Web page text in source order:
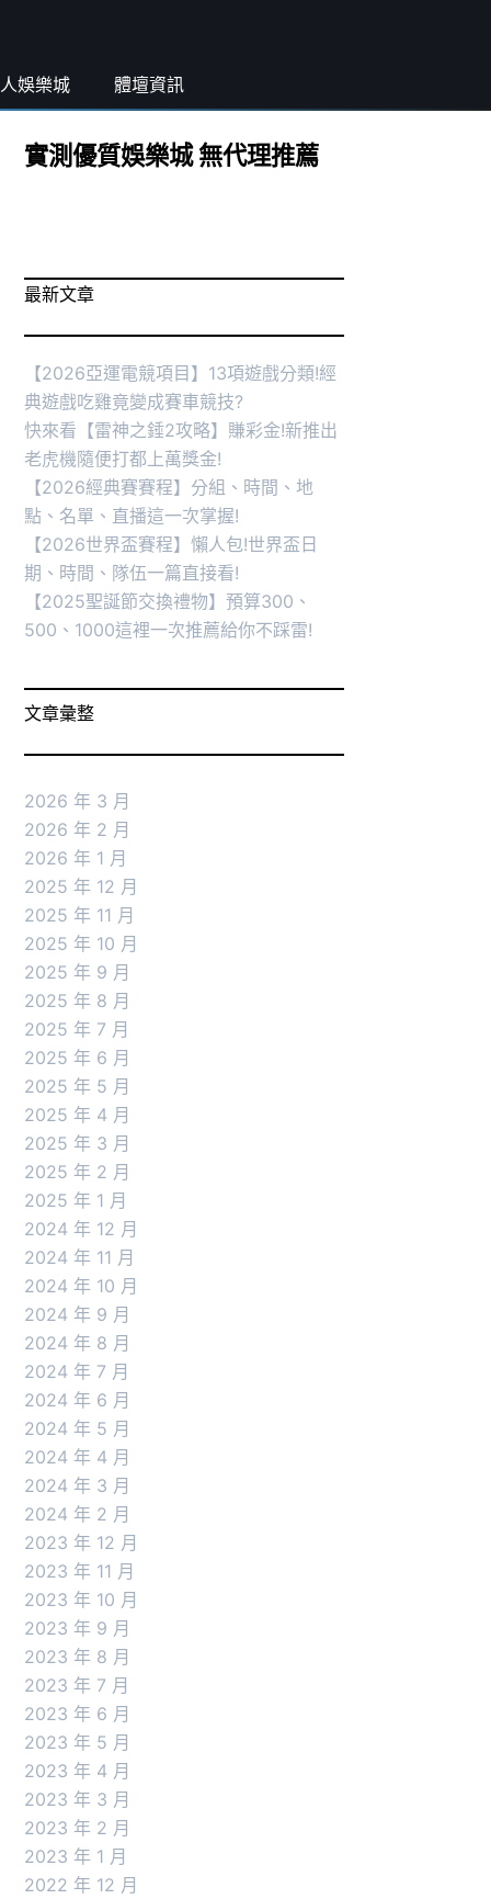
娛樂城 體壇資訊
實測優質娛樂城 無代理推薦
最新文章
【2026亞運電競項目】13項遊戲分類!經
典遊戲吃雞竟變成賽車競技?
快來看【雷神之錘2攻略】賺彩金!新推出
老虎機隨便打都上萬獎金!
【2026經典賽賽程】分組、時間、地
點、名單、直播這一次掌握!
【2026世界盃賽程】懶人包!世界盃日
期、時間、隊伍一篇直接看!
【2025聖誕節交換禮物】預算300、
500、1000這裡一次推薦給你不踩雷!
文章彙整
2026 年 3 月
2026 年 2 月
2026 年 1 月
2025 年 12 月
2025 年 11 月
2025 年 10 月
2025 年 9 月
2025 年 8 月
2025 年 7 月
2025 年 6 月
2025 年 5 月
2025 年 4 月
2025 年 3 月
2025 年 2 月
2025 年 1 月
2024 年 12 月
2024 年 11 月
2024 年 10 月
2024 年 9 月
2024 年 8 月
2024 年 7 月
2024 年 6 月
2024 年 5 月
2024 年 4 月
2024 年 3 月
2024 年 2 月
2023 年 12 月
2023 年 11 月
2023 年 10 月
2023 年 9 月
2023 年 8 月
2023 年 7 月
2023 年 6 月
2023 年 5 月
2023 年 4 月
2023 年 3 月
2023 年 2 月
2023 年 1 月
2022 年 12 月